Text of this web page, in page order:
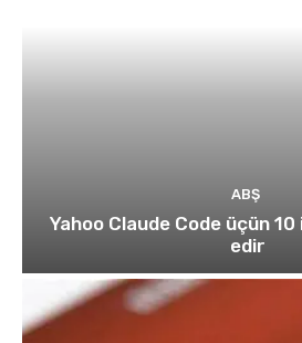
ABŞ
Yahoo Claude Code üçün
edir